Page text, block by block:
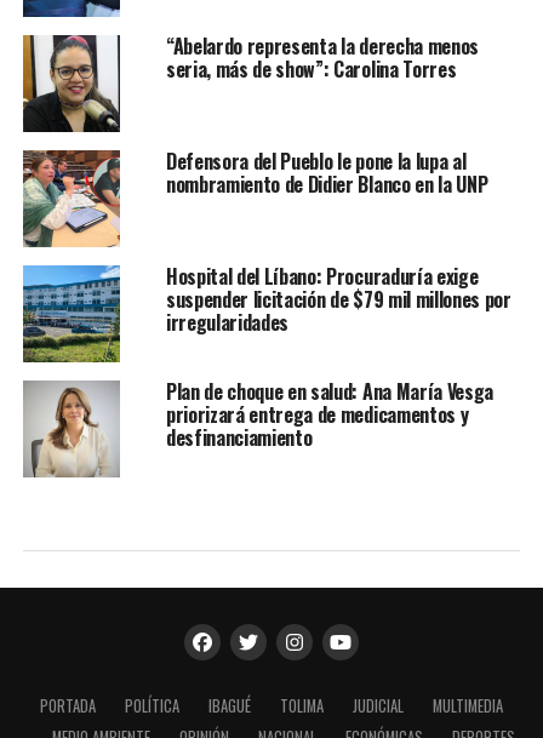
“Abelardo representa la derecha menos
seria, más de show”: Carolina Torres
Defensora del Pueblo le pone la lupa al
nombramiento de Didier Blanco en la UNP
Hospital del Líbano: Procuraduría exige
suspender licitación de $79 mil millones por
irregularidades
Plan de choque en salud: Ana María Vesga
priorizará entrega de medicamentos y
desfinanciamiento
PORTADA POLÍTICA IBAGUÉ TOLIMA JUDICIAL
MULTIMEDIA